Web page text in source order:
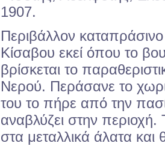
1907.
Περιβάλλον καταπράσινο
Κίσαβου εκεί όπου το
βρίσκεται το
Νερού. Περάσανε το
του το πήρε από την
αναβλύζει στην
στα μεταλλικά άλατα και